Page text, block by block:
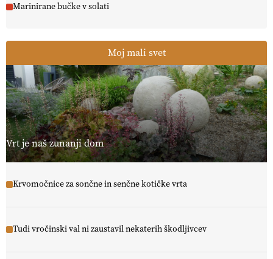
Marinirane bučke v solati
Moj mali svet
Vrt je naš zunanji dom
Krvomočnice za sončne in senčne kotičke vrta
Tudi vročinski val ni zaustavil nekaterih škodljivcev